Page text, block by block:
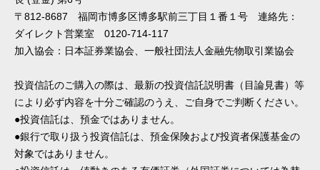
〒812-8687 福岡市博多区博多駅前三丁目１番１号 連絡先：
ダイレクト営業室 0120-714-117
加入協会：日本証券業協会、一般社団法人金融先物取引業協会
投資信託のご購入の際は、最新の投資信託説明書（目論見書）等
により必ず内容を十分ご確認のうえ、ご自身でご判断ください。
●投資信託は、預金ではありません。
●銀行で取り扱う投資信託は、預金保険および投資者保護基金の
対象ではありません。